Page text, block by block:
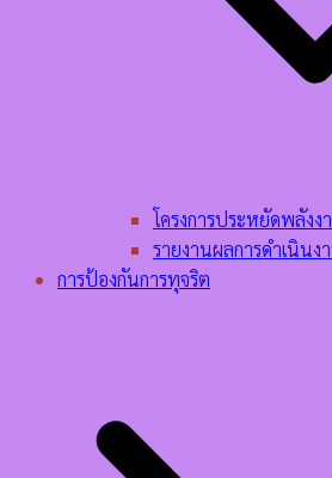
โครงการประหยัดพลังง
รายงานผลการดำเนินง
การป้องกันการทุจริต